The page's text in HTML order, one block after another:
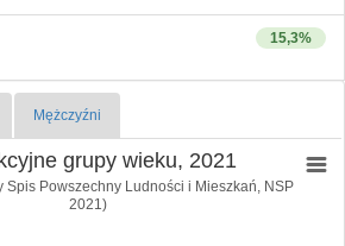
15,3%
Mężczyźni
grupy wieku, 2021
Spis Powszechny Ludności i Mieszkań, NSP
2021)